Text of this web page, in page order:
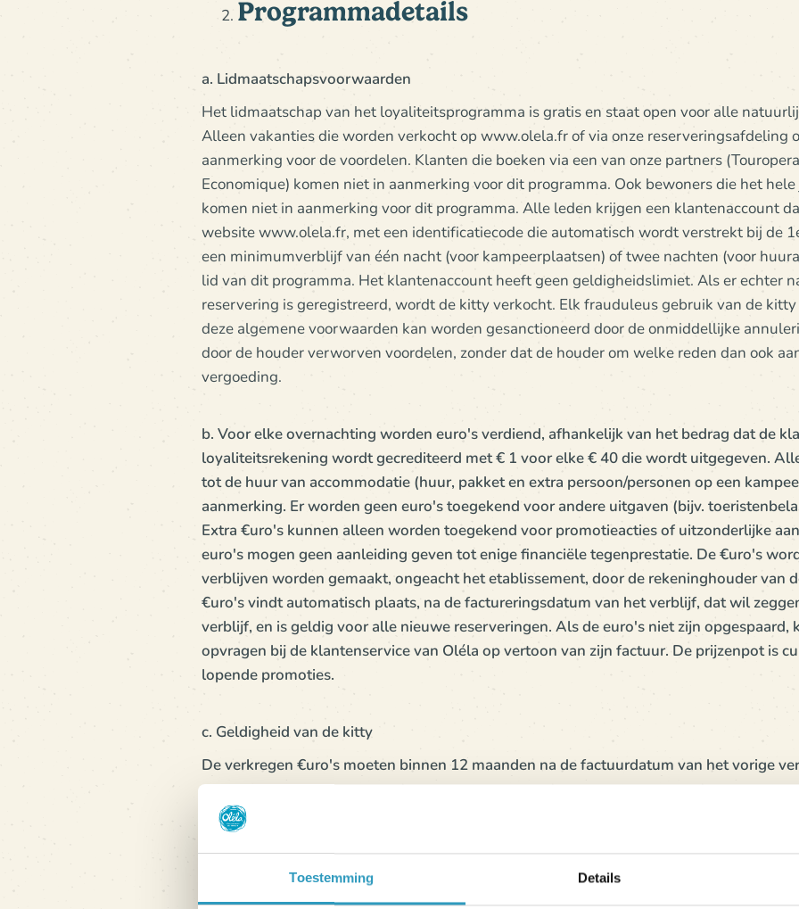
Toestemming Details
Programmadetails
a. Lidmaatschapsvoorwaarden
Het lidmaatschap van het loyaliteitsprogramma is gratis en staat open voor alle
Alleen vakanties die worden verkocht op www.olela.fr of via onze reserveringsafdeling
aanmerking voor de voordelen. Klanten die boeken via een van onze partners
Economique) komen niet in aanmerking voor dit programma. Ook bewoners die het
komen niet in aanmerking voor dit programma. Alle leden krijgen een klantenaccount
website www.olela.fr, met een identificatiecode die automatisch wordt verstrekt bij de
een minimumverblijf van één nacht (voor kampeerplaatsen) of twee nachten (voor
lid van dit programma. Het klantenaccount heeft geen geldigheidslimiet. Als er echter
reservering is geregistreerd, wordt de kitty verkocht. Elk frauduleus gebruik van de
deze algemene voorwaarden kan worden gesanctioneerd door de onmiddellijke
door de houder verworven voordelen, zonder dat de houder om welke reden dan ook
vergoeding.
b. Voor elke overnachting worden euro's verdiend, afhankelijk van het bedrag dat de
loyaliteitsrekening wordt gecrediteerd met € 1 voor elke € 40 die wordt uitgegeven.
tot de huur van accommodatie (huur, pakket en extra persoon/personen op een
aanmerking. Er worden geen euro's toegekend voor andere uitgaven (bijv.
Extra €uro's kunnen alleen worden toegekend voor promotieacties of uitzonderlijke
euro's mogen geen aanleiding geven tot enige financiële tegenprestatie. De €uro's
verblijven worden gemaakt, ongeacht het etablissement, door de rekeninghouder van
€uro's vindt automatisch plaats, na de factureringsdatum van het verblijf, dat wil
verblijf, en is geldig voor alle nieuwe reserveringen. Als de euro's niet zijn opgespaard,
opvragen bij de klantenservice van Oléla op vertoon van zijn factuur. De prijzenpot is
lopende promoties.
c. Geldigheid van de kitty
De verkregen €uro's moeten binnen 12 maanden na de factuurdatum van het vorige
d. Verbruik van de kitty
De verdiende €uro's kunnen worden besteed aan een toekomstig verblijf op een
onderstaande voorbeelden: